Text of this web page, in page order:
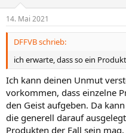
e
n
14. Mai 2021
DFFVB schrieb:
ich erwarte, dass so ein
Ich kann deinen Unmut
vorkommen, dass einzelne
den Geist aufgeben. Da
die generell darauf
Produkten der Fall sein mag.